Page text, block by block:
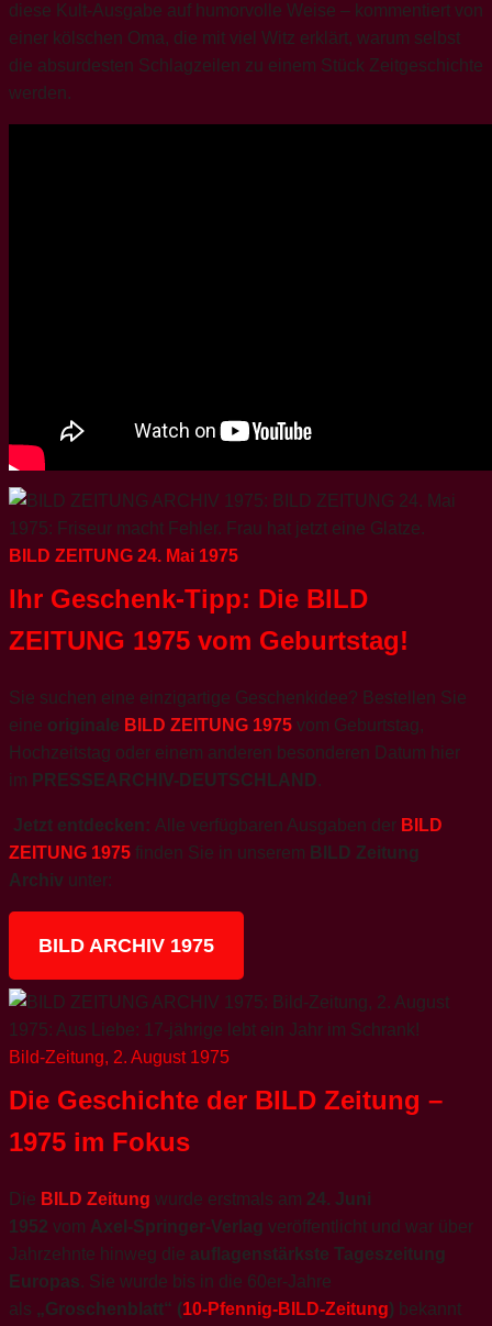
diese Kult-Ausgabe auf humorvolle Weise – kommentiert von
einer kölschen Oma, die mit viel Witz erklärt, warum selbst
die absurdesten Schlagzeilen zu einem Stück Zeitgeschichte
werden.
BILD ZEITUNG 24. Mai 1975
Ihr Geschenk-Tipp: Die BILD
ZEITUNG 1975 vom Geburtstag!
Sie suchen eine einzigartige Geschenkidee? Bestellen Sie
eine originale BILD ZEITUNG 1975 vom Geburtstag,
Hochzeitstag oder einem anderen besonderen Datum hier
im PRESSEARCHIV-DEUTSCHLAND.
Jetzt entdecken: Alle verfügbaren Ausgaben der BILD
ZEITUNG 1975 finden Sie in unserem BILD Zeitung
Archiv unter:
BILD ARCHIV 1975
Bild-Zeitung, 2. August 1975
Die Geschichte der BILD Zeitung –
1975 im Fokus
Die BILD Zeitung wurde erstmals am 24. Juni
1952 vom Axel-Springer-Verlag veröffentlicht und war über
Jahrzehnte hinweg die auflagenstärkste Tageszeitung
Europas. Sie wurde bis in die 60er-Jahre
als „Groschenblatt“ (10-Pfennig-BILD-Zeitung) bekannt